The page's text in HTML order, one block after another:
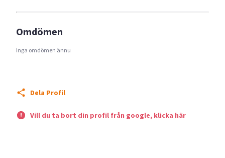
Omdömen
Inga omdömen ännu
Dela Profil
Vill du ta bort din profil från google, klicka här